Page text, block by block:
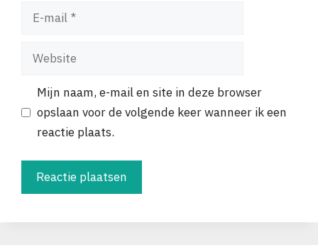
Website
Mijn naam, e-mail en site in deze browser
opslaan voor de volgende keer wanneer ik een
reactie plaats.